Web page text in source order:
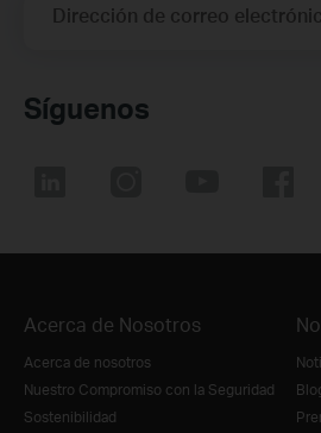
Dirección de correo
Síguenos
Acerca de Nosotros
Acerca de nosotros
Nuestro Compromiso con la Seguridad
Sostenibilidad